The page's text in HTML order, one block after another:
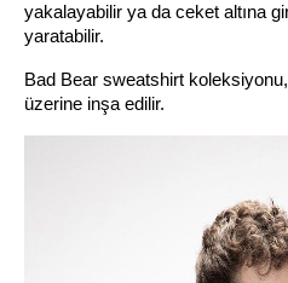
yakalayabilir ya da ceket altına
yaratabilir.
Bad Bear sweatshirt
üzerine inşa edilir.